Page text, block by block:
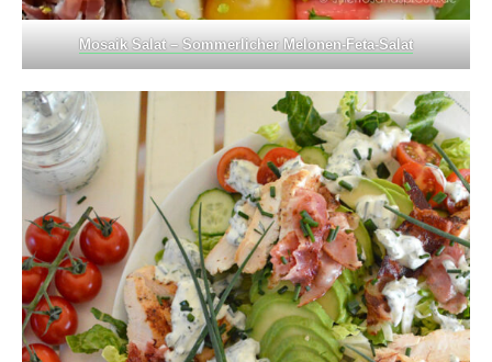
Mosaik Salat – Sommerlicher Melonen-Feta-Salat